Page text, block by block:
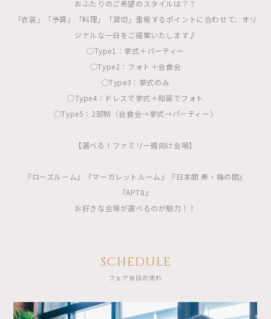
おふたりのご希望のスタイルは？？
「衣装」「予算」「料理」「貸切」重視するポイントに合わせて、オリ
ジナルな一日をご提案いたします♪
◯Type1：挙式＋パーティー
◯Type2：フォト＋会食会
◯Type3：挙式のみ
◯Type4：ドレスで挙式＋和装でフォト
◯Type5：2部制〈会食会→挙式→パーティー〉
【選べる！ファミリー婚向け会場】
『ローズルーム』『マーガレットルーム』『日本間 寿・梅の間』
『APT8』
お好きな会場が選べるのが魅力！！
SCHEDULE
フェア当日の流れ